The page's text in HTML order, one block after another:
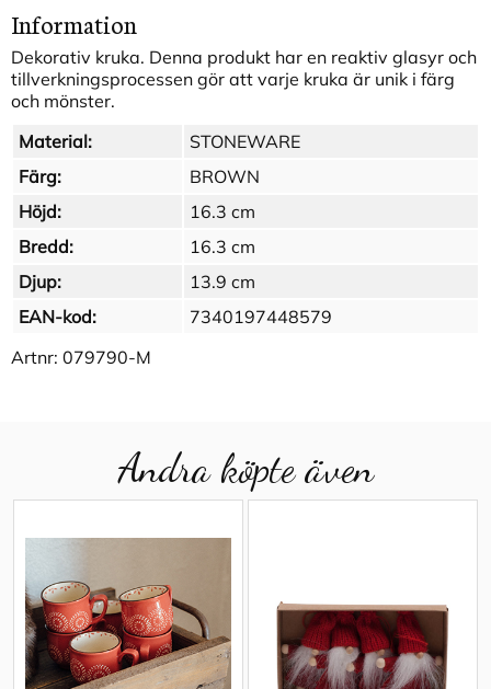
Information
Dekorativ kruka. Denna produkt har en reaktiv glasyr och
tillverkningsprocessen gör att varje kruka är unik i färg
och mönster.
Material:
STONEWARE
Färg:
BROWN
Höjd:
16.3 cm
Bredd:
16.3 cm
Djup:
13.9 cm
EAN-kod:
7340197448579
Artnr: 079790-M
Andra köpte även